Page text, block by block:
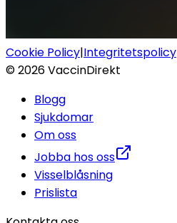
Cookie Policy|Integritetspolicy
©2026VaccinDirekt
Blogg
Sjukdomar
Om oss
Jobba hos oss
Visselblåsning
Prislista